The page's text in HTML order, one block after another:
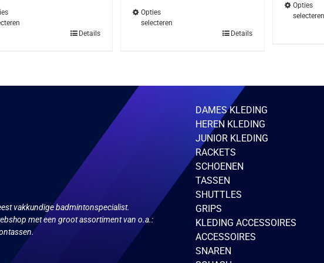
optie
Details
Opties
selecteren
optie
gekozen
worden
op
de
productpagina
Details
Opties
selecteren
vakkundige badmintonspecialist.
met een groot assortiment van o.a.:
DAMES KLEDING
HEREN KLEDING
JUNIOR KLEDING
RACKETS
SCHOENEN
TASSEN
SHUTTLES
GRIPS
KLEDING ACCESSOIRES
ACCESSOIRES
SNAREN